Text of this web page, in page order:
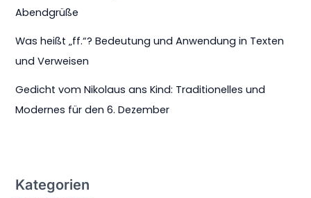
Abendgrüße
Was heißt „ff.“? Bedeutung und Anwendung in Texten
und Verweisen
Gedicht vom Nikolaus ans Kind: Traditionelles und
Modernes für den 6. Dezember
Kategorien